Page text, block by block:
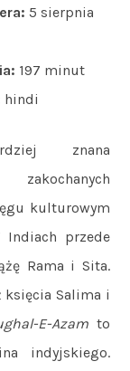
5 sierpnia
197 minut
hindi
znana
kulturowym
przede
Rama i Sita.
Salima i
E-Azam to
indyjskiego.